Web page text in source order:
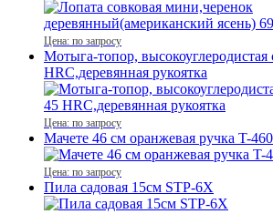
Цена: по запросу
Мотыга-топор, высокоуглеродистая
HRC,деревянная рукоятка
Цена: по запросу
Мачете 46 см оранжевая ручка T-
Цена: по запросу
Пила садовая 15см STP-6X